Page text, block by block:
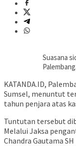
Suasana
Palembang.
KATANDA.ID,
Sumsel, menuntut
tahun penjara atas
Tuntutan tersebut
Melalui Jaksa
Chandra Gautama